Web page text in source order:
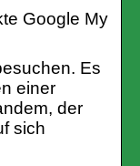
Google My
Es
einer
der
sich